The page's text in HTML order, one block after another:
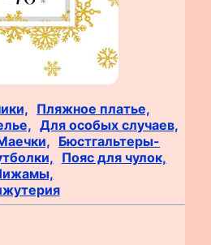
Пляжное платье,
Для особых случаев,
Бюстгальтеры-
Пояс для чулок,